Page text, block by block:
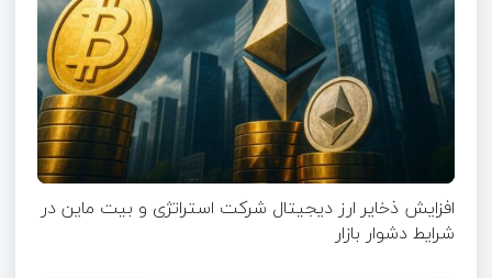
افزایش ذخایر ارز دیجیتال شرکت استراتژی و بیت ماین در
شرایط دشوار بازار